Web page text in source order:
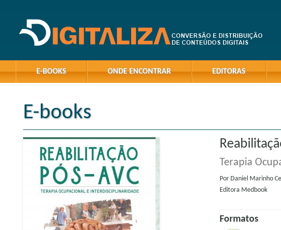
E-BOOKS ONDE ENCONTRAR EDITORAS
E-books
Terapia
Por Daniel Marinho
Editora Medbook
Formatos